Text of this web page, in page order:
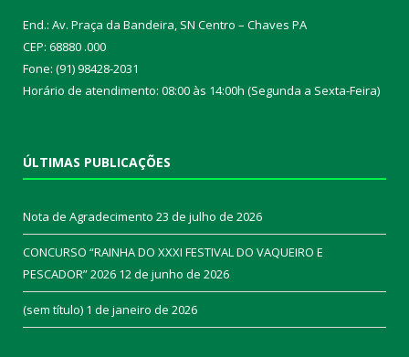
End.: Av. Praça da Bandeira, SN Centro – Chaves PA
CEP: 68880 .000
Fone: (91) 98428-2031
Horário de atendimento: 08:00 às 14:00h (Segunda a Sexta-Feira)
ÚLTIMAS PUBLICAÇÕES
Nota de Agradecimento 23 de julho de 2026
CONCURSO “RAINHA DO XXXI FESTIVAL DO VAQUEIRO E
PESCADOR” 2026 12 de junho de 2026
(sem título) 1 de janeiro de 2026